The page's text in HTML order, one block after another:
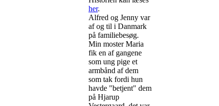
her.
Alfred og Jenny var
af og til i Danmark
på familiebesøg.
Min moster Maria
fik en af gangene
som ung pige et
armbånd af dem
som tak fordi hun
havde "betjent" dem
på Hjarup